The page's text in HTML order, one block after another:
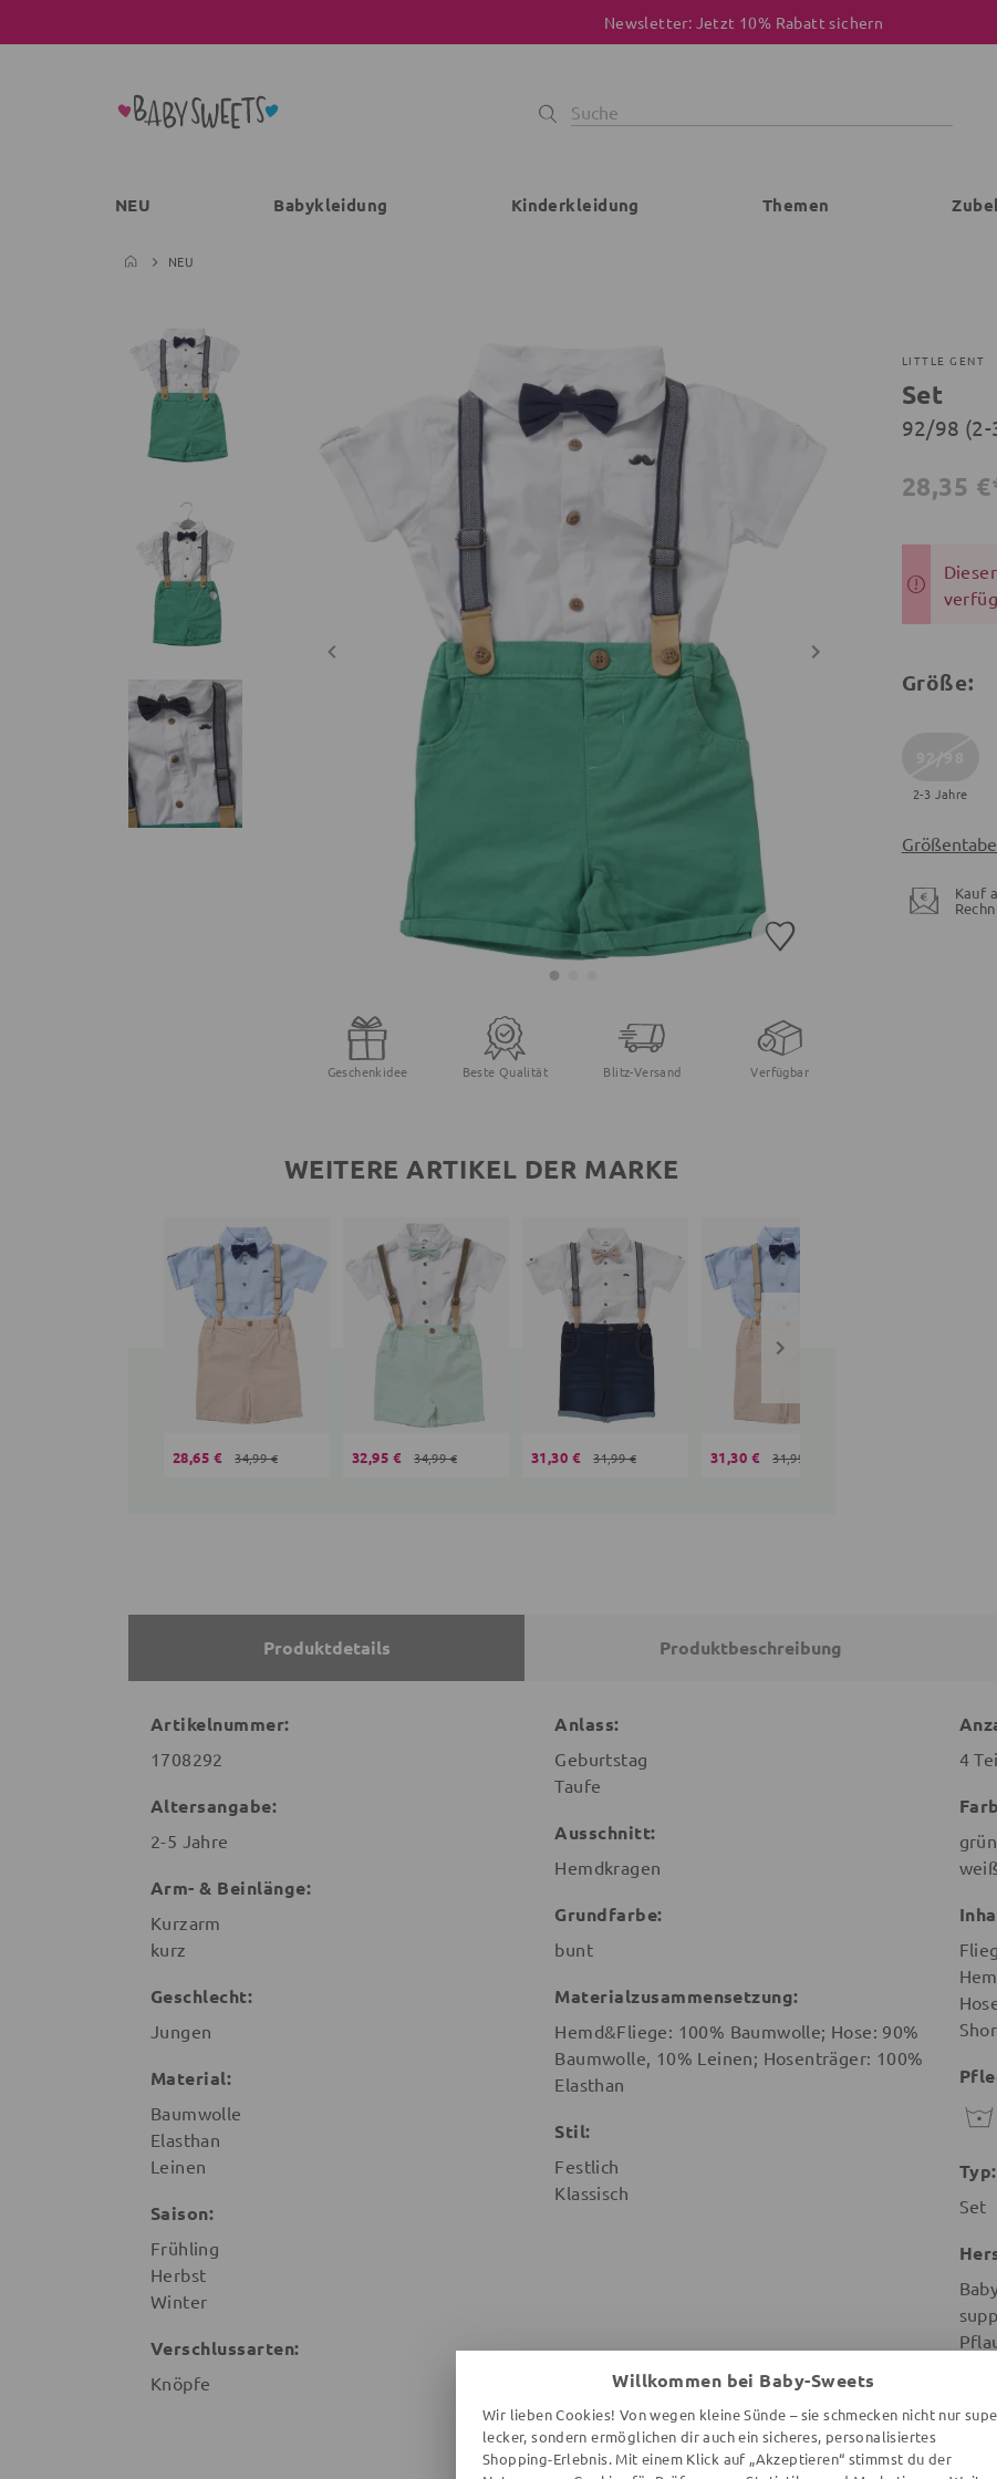
Newsletter: Jetzt 10% Rabatt sichern
NEU Babykleidung Kinderkleidung Themen
NEU
Geschenkidee Beste Qualität Blitz-Versand Verfügbar
WEITERE ARTIKEL DER MARKE
28,65 € 34,99 € 32,95 € 34,99 € 31,30 € 31,99 € 31,30 € 31,99 €
LITTLE GENT
Set
92/98 (2-
28,35
Größe:
2-3 Jahre
Kauf
Produktdetails Produktbeschreibung
Artikelnummer:
1708292
Altersangabe:
2-5 Jahre
Arm- & Beinlänge:
Kurzarm
kurz
Geschlecht:
Jungen
Material:
Baumwolle
Elasthan
Leinen
Saison:
Frühling
Herbst
Winter
Verschlussarten:
Knöpfe
Anlass:
Geburtstag
Taufe
Ausschnitt:
Hemdkragen
Grundfarbe:
bunt
Materialzusammensetzung:
Hemd&Fliege: 100% Baumwolle; Hose: 90%
Baumwolle, 10% Leinen; Hosenträger: 100%
Elasthan
Stil:
Festlich
Klassisch
4
grün
Typ:
Set
Willkommen bei Baby-Sweets
Wir lieben Cookies! Von wegen kleine Sünde – sie schmecken nicht nur
lecker, sondern ermöglichen dir auch ein sicheres, personalisiertes
Shopping-Erlebnis. Mit einem Klick auf „Akzeptieren“ stimmst du der